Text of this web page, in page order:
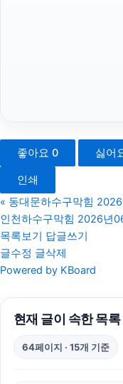
좋아요 0 싫어
인쇄
« 동대문하수구막힘
인천하수구막힘 2026년
목록보기 답글쓰기
글수정 글삭제
Powered by KBoard
현재 글이 속한 목
64페이지 · 15개 기준